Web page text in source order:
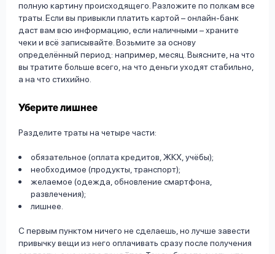
полную картину происходящего. Разложите по полкам все
траты. Если вы привыкли платить картой – онлайн-банк
даст вам всю информацию, если наличными – храните
чеки и всё записывайте. Возьмите за основу
определённый период: например, месяц. Выясните, на что
вы тратите больше всего, на что деньги уходят стабильно,
а на что стихийно.
Уберите лишнее
Разделите траты на четыре части:
обязательное (оплата кредитов, ЖКХ, учёбы);
необходимое (продукты, транспорт);
желаемое (одежда, обновление смартфона,
развлечения);
лишнее.
С первым пунктом ничего не сделаешь, но лучше завести
привычку вещи из него оплачивать сразу после получения